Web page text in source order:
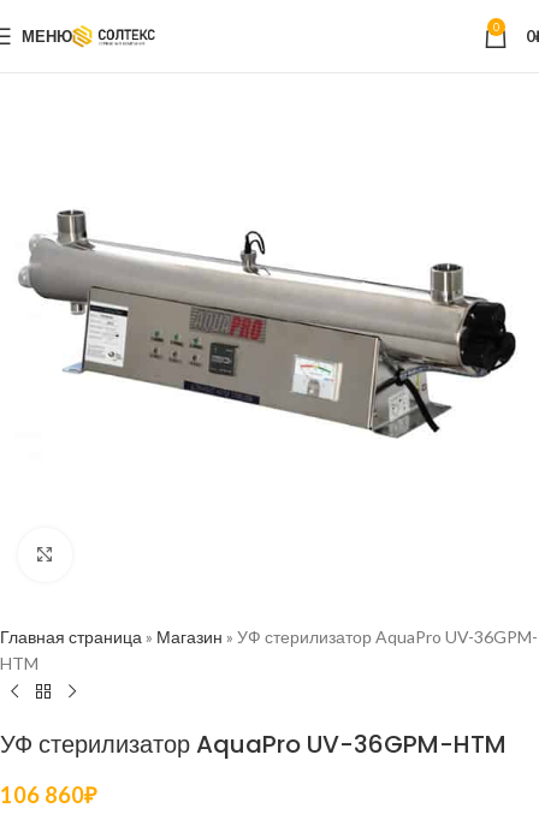
МЕНЮ 0 0
Главная страница » Магазин » УФ стерилизатор AquaPro UV-36GPM-
HTM
УФ стерилизатор AquaPro UV-36GPM-HTM
106 860₽